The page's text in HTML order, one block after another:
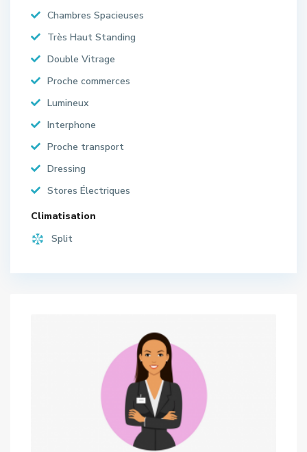
Chambres Spacieuses
Très Haut Standing
Double Vitrage
Proche commerces
Lumineux
Interphone
Proche transport
Dressing
Stores Électriques
Climatisation
Split